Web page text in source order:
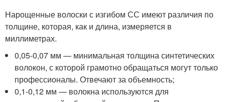
Нарощенные волоски с изгибом СС имеют различия по
толщине, которая, как и длина, измеряется в
миллиметрах.
0,05-0,07 мм — минимальная толщина синтетических
волокон, с которой грамотно обращаться могут только
профессионалы. Отвечают за объемность;
0,1-0,12 мм — волокна используются для